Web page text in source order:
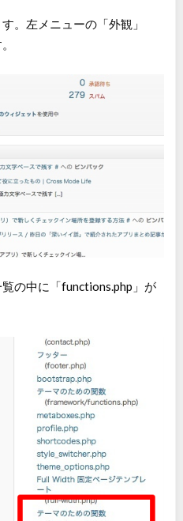
。左メニューの「外観」
の中に「functions.php」が